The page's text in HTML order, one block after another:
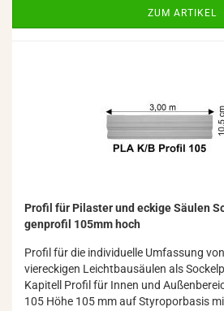
ZUM ARTIKEL
Pro­fil für Pi­las­ter und ecki­ge Säu­len
gen­pro­fil 105mm hoch
Pro­fil für die in­di­vi­du­el­le Um­fas­sung
vier­ecki­gen Leicht­bau­säu­len als
Ka­pi­tell Pro­fil für Innen und
105 Höhe 105 mm auf Sty­ro­por­ba­sis